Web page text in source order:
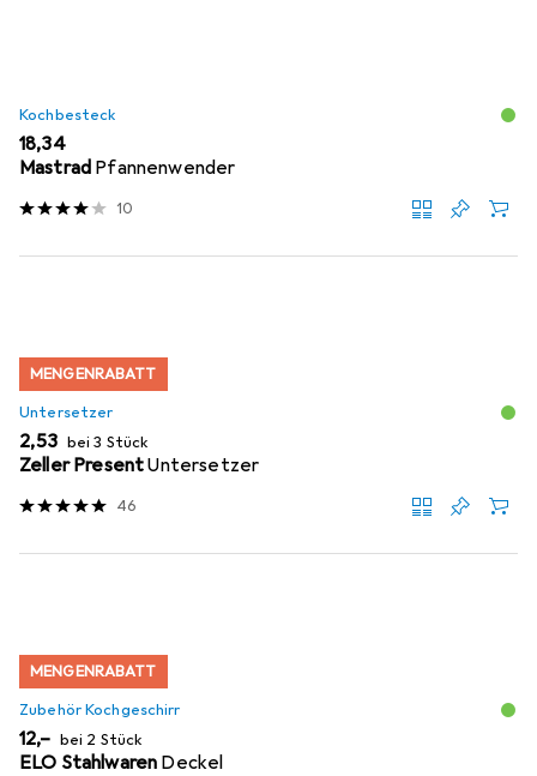
Kochbesteck
EUR
18,34
Mastrad Pfannenwender
10
MENGENRABATT
Untersetzer
EUR
2,53 bei 3 Stück
Zeller PresentUntersetzer
46
MENGENRABATT
Zubehör Kochgeschirr
EUR
12,– bei 2 Stück
ELO Stahlwaren Deckel